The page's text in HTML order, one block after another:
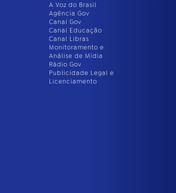
A Voz do Brasil
Agência Gov
Canal Gov
Canal Educação
Canal Libras
Monitoramento e
Análise de Mídia
Rádio Gov
Publicidade Legal e
Licenciamento